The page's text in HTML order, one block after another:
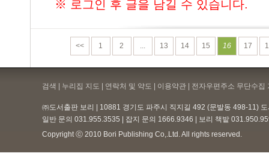
※ 로그인 후 글을 남길 수 있습니다.
<< 1 2 ... 13 14 15 16 17
검색 | 누리집 지도 | 연락처 및 약도 | 이용약관 | 전자우편주소 무단수집
㈜도서출판 보리 | 10881 경기도 파주시 직지길 492 (문발동 498-11)
일반 문의 031.955.3535 | 잡지 문의 1666.9346 | 보리 책밭
Copyright ⓒ 2010 Bori Publishing Co,.Ltd. All rights reserved.